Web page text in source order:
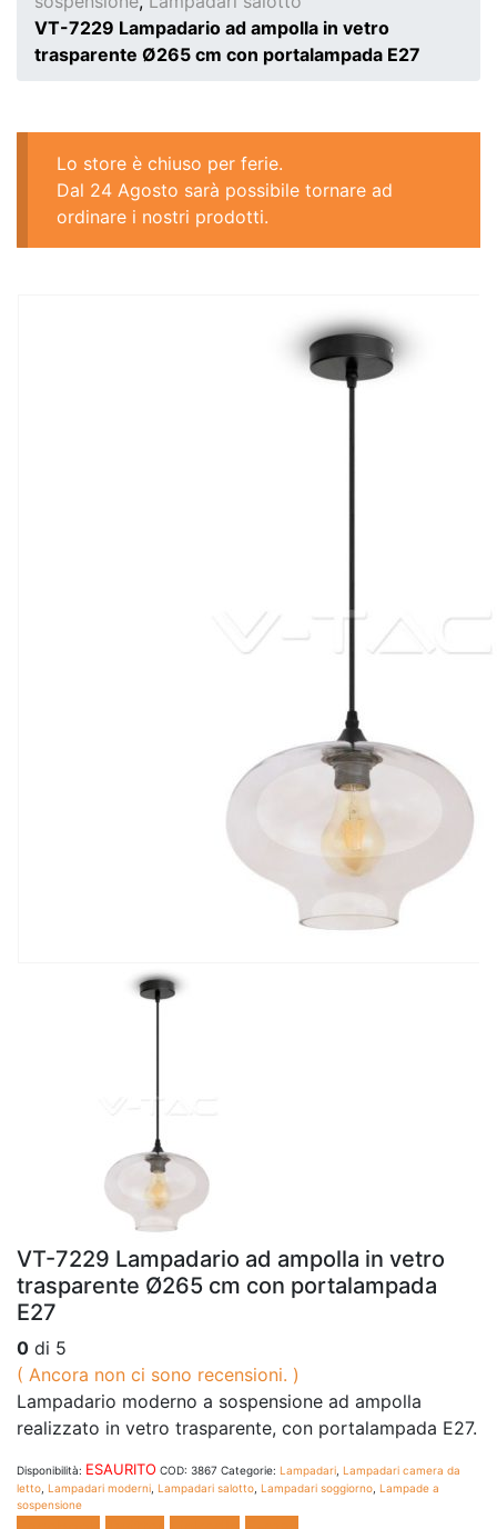
VT-7229 Lampadario ad ampolla in vetro
trasparente Ø265 cm con portalampada E27
Lo store è chiuso per ferie.
Dal 24 Agosto sarà possibile tornare ad
ordinare i nostri prodotti.
VT-7229 Lampadario ad ampolla in vetro
trasparente Ø265 cm con portalampada
E27
0 di 5
( Ancora non ci sono recensioni. )
Lampadario moderno a sospensione ad ampolla
realizzato in vetro trasparente, con portalampada E27.
Disponibilità: ESAURITO COD: 3867 Categorie: Lampadari Lampadari camera da
letto Lampadari moderni Lampadari salotto Lampadari soggiorno Lampade a
sospensione